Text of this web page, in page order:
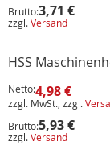
Brutto:3,71 €
zzgl.Versand
HSS
Netto:4,98 €
zzgl. MwSt., zzgl.
Brutto:5,93 €
zzgl.Versand